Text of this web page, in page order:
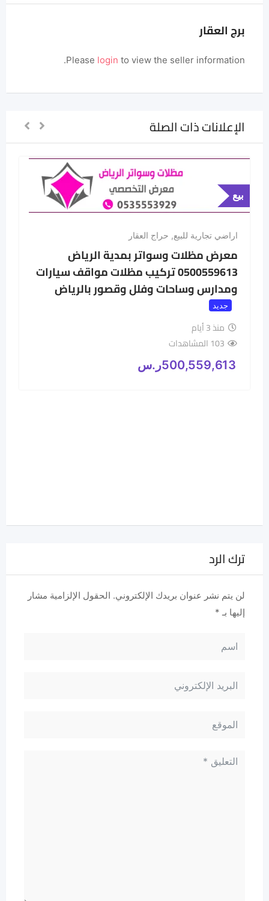
برج العقار
Please login to view the seller information.
الإعلانات ذات الصلة
بيع
اراضي تجارية للبيع, حراج العقار
معرض مظلات وسواتر بمدية الرياض
0500559613 تركيب مظلات مواقف سيارات
ومدارس وساحات وفلل وقصور بالرياض
جديد
منذ 3 أيام
103 المشاهدات
500,559,613ر.س
ترك الرد
لن يتم نشر عنوان بريدك الإلكتروني. الحقول الإلزامية مشار
إليها بـ *